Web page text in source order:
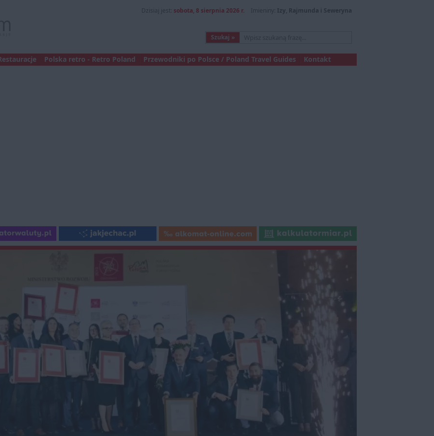
Dzisiaj jest: sobota, 8 sierpnia 2026 r. Imieniny: Izy, Rajmunda i Seweryna
Polska retro - Retro Poland Przewodniki po Polsce / Poland Travel Guides Kontakt